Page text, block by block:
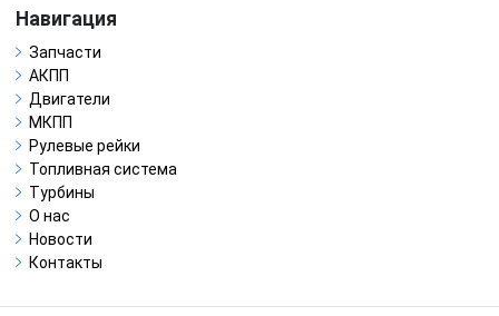
Навигация
Запчасти
АКПП
Двигатели
МКПП
Рулевые рейки
Топливная система
Турбины
О нас
Новости
Контакты